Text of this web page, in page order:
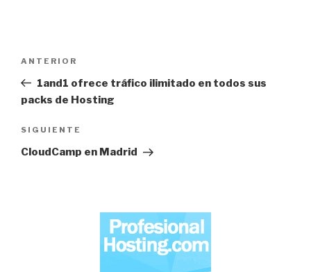
entradas
Entrada
anterior:
ANTERIOR
1and1 ofrece tráfico ilimitado en todos sus
packs de Hosting
Siguiente
entrada
SIGUIENTE
CloudCamp en Madrid